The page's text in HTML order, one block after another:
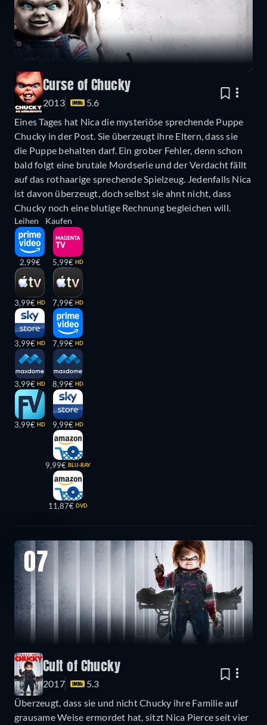
Curse of Chucky
2013
5.6
Eines Tages hat Nica die mysteriöse sprechende Puppe
Chucky in der Post. Sie überzeugt ihre Eltern, dass sie
die Puppe behalten darf. Ein grober Fehler, denn schon
bald folgt eine brutale Mordserie und der Verdacht fällt
auf das rothaarige sprechende Spielzeug. Jedenfalls Nica
ist davon überzeugt, doch selbst sie ahnt nicht, dass
Chucky noch eine blutige Rechnung begleichen will.
Leihen
2,99€
3,99€ HD
3,99€ HD
3,99€ HD
3,99€ HD
Kaufen
5,99€ HD
7,99€ HD
7,99€ HD
8,99€ HD
9,99€ HD
9,99€ BLU-RAY
11,87€ DVD
07
Cult of Chucky
2017
5.3
Überzeugt, dass sie und nicht Chucky ihre Familie auf
grausame Weise ermordet hat, sitzt Nica Pierce seit vier